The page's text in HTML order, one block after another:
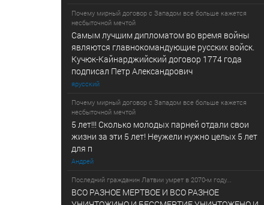
Почему мирный договор с Западом все больше кажется
несбыточной мечтой
Самым лучшим дипломатом во время войны
являются главнокомандующие русских войск.
Кучюк-Кайнарджийский договор 1774 года
подписал Петр Александрович
ярусский
Почему мирный договор с Западом все больше кажется
несбыточной мечтой
5 лет!!! Сколько молодых парней отдали свои
жизни за эти 5 лет! Неужели нужно целых 5 лет
для п
Андрей
Последний гражданин Латвии умрет в 2070-м году...
ВСО РАЗНОЕ МЕРТВОЕ И ВСО РАЗНОЕ